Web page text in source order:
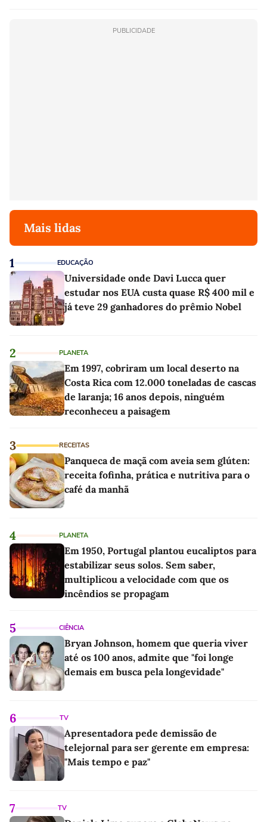
PUBLICIDADE
Mais lidas
1 EDUCAÇÃO
Universidade onde Davi Lucca quer
estudar nos EUA custa quase R$ 400 mil e
já teve 29 ganhadores do prêmio Nobel
2 PLANETA
Em 1997, cobriram um local deserto na
Costa Rica com 12.000 toneladas de cascas
de laranja; 16 anos depois, ninguém
reconheceu a paisagem
3 RECEITAS
Panqueca de maçã com aveia sem glúten:
receita fofinha, prática e nutritiva para o
café da manhã
4 PLANETA
Em 1950, Portugal plantou eucaliptos para
estabilizar seus solos. Sem saber,
multiplicou a velocidade com que os
incêndios se propagam
5 CIÊNCIA
Bryan Johnson, homem que queria viver
até os 100 anos, admite que "foi longe
demais em busca pela longevidade"
6 TV
Apresentadora pede demissão de
telejornal para ser gerente em empresa:
"Mais tempo e paz"
7 TV